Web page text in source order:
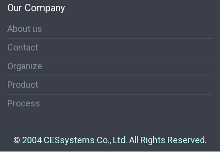
Our Company
About us
Contact
Organize
Product
Process
© 2004 CESsystems Co., Ltd. All Rights Reserved.